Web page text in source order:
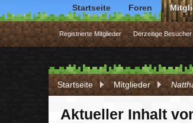
Startseite Mitglieder
Aktueller Inhalt
Startseite Foren
Registrierte Mitglieder Derzeitige Besucher